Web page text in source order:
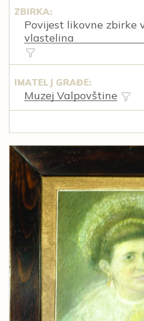
ZBIRKA:
Povijest likovne zbirke
vlastelina
IMATELJ GRAĐE:
Muzej Valpovštine